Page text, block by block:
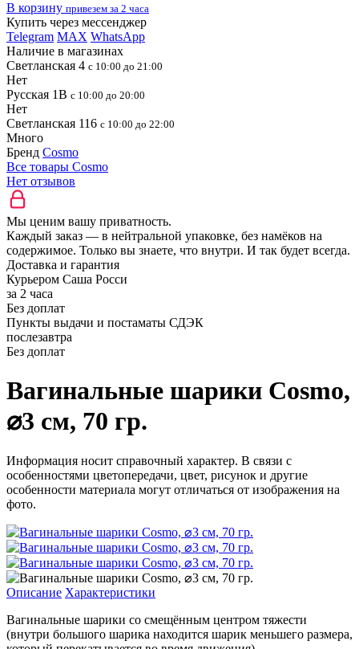
В корзину привезем за 2 часа
Купить через мессенджер
Telegram MAX WhatsApp
Наличие в магазинах
Светланская 4 с 10:00 до 21:00
Нет
Русская 1В с 10:00 до 20:00
Нет
Светланская 116 с 10:00 до 22:00
Много
Бренд Cosmo
Все товары Cosmo
Нет отзывов
Мы ценим вашу приватность.
Каждый заказ — в нейтральной упаковке, без намёков на
содержимое. Только вы знаете, что внутри. И так будет всегда.
Доставка и гарантия
Курьером Саша Росси
за 2 часа
Без доплат
Пункты выдачи и постаматы СДЭК
послезавтра
Без доплат
Вагинальные шарики Cosmo,
⌀3 см, 70 гр.
Информация носит справочный характер. В связи с
особенностями цветопередачи, цвет, рисунок и другие
особенности материала могут отличаться от изображения на
фото.
Описание Характеристики
Вагинальные шарики со смещённым центром тяжести
(внутри большого шарика находится шарик меньшего размера,